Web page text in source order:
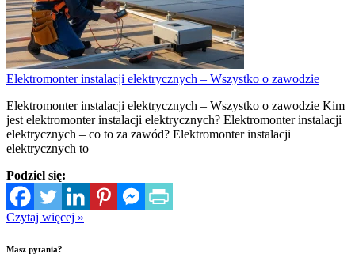
Elektromonter instalacji elektrycznych – Wszystko o zawodzie
Elektromonter instalacji elektrycznych – Wszystko o zawodzie Kim
jest elektromonter instalacji elektrycznych? Elektromonter instalacji
elektrycznych – co to za zawód? Elektromonter instalacji
elektrycznych to
Podziel się:
Czytaj więcej »
Masz pytania?